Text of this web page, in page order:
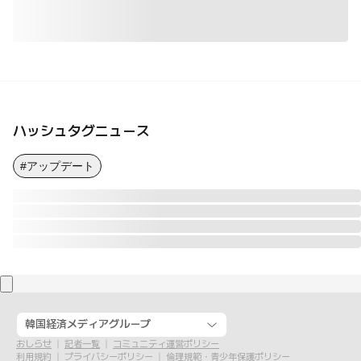
ハッシュタグニュース
#アップデート
韓国経済メディアグループ
おしらせ 記者一覧
コミュニティ運営ポリシー
利用規約
プライバシーポリシー 倫理規範・青少年保護ポリシー